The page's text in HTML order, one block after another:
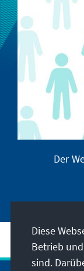
Der
Diese
Betrieb
sind.